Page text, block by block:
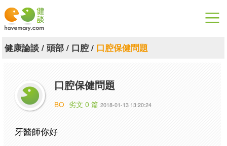
漫漫健康
關於健談
聯絡我們
下載專區
健康論談/ 頭部/ 口腔/ 口腔保健問題
口腔保健問題
BO 劣文 0 篇 2018-01-13 13:20:24
牙醫師你好